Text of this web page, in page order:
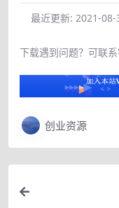
最近更新: 2021-08-
下载遇到问题？可联
创业资源